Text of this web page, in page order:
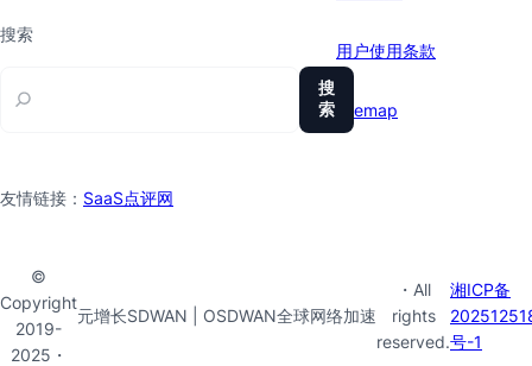
搜索
搜
索
用户使用条款
sitemap
友情链接： SaaS点评网
©
Copyright
2019-
2025・
元增长SDWAN | OSDWAN全球网络加速
・All
rights
reserved.
湘ICP备
号-1